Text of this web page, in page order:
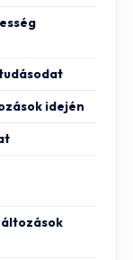
idején